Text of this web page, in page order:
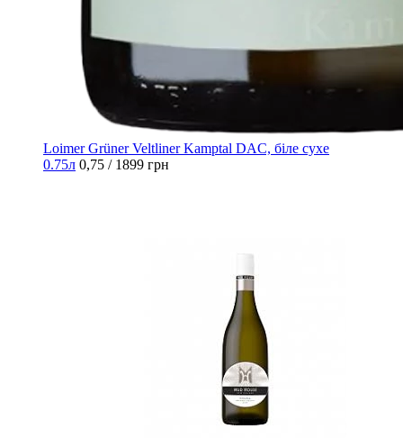
Loimer Grüner Veltliner Kamptal DAC, біле сухе
0.75л 0,75 / 1899 грн